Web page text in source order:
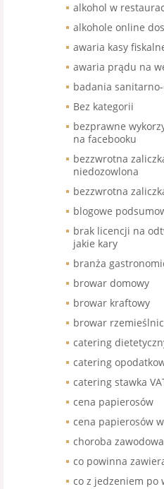
alkohol w
alkohole online
awaria kasy
awaria prądu na
badania
Bez kategorii
bezprawne
na facebooku
bezzwrotna
niedozowlona
bezzwrotna
blogowe
brak licencji na
jakie kary
branża
browar domowy
browar kraftowy
browar
catering
catering
catering stawka
cena papierosów
cena papierosów
choroba
co powinna
co z jedzeniem po